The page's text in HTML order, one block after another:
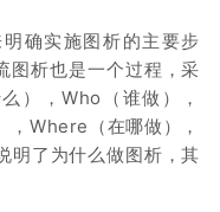
确实施图析的主要步
图析也是一个过程，采
），Who（谁做），
Where（在哪做），
明了为什么做图析，其